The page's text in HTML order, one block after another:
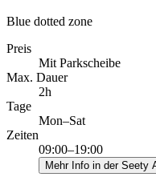
Blue dotted zone
Preis
Mit Parkscheibe
Max. Dauer
2h
Tage
Mon–Sat
Zeiten
09:00–19:00
Mehr Info in der Seety